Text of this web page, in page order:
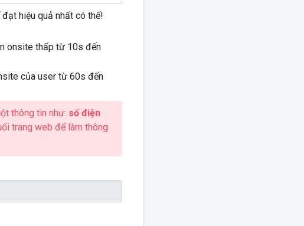
hiệu quả nhất có thể!
onsite thấp từ 10s đến
của user từ 60s đến
thông tin như: số điện
trang web để làm thông